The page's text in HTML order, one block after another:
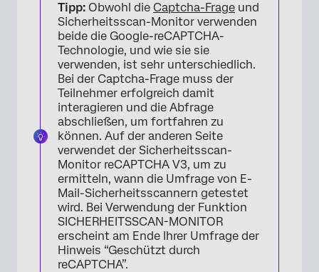
Tipp: Obwohl die Captcha-Frage und
Sicherheitsscan-Monitor verwenden
beide die Google-reCAPTCHA-
Technologie, und wie sie sie
verwenden, ist sehr unterschiedlich.
Bei der Captcha-Frage muss der
Teilnehmer erfolgreich damit
interagieren und die Abfrage
abschließen, um fortfahren zu
können. Auf der anderen Seite
verwendet der Sicherheitsscan-
Monitor reCAPTCHA V3, um zu
ermitteln, wann die Umfrage von E-
Mail-Sicherheitsscannern getestet
wird. Bei Verwendung der Funktion
SICHERHEITSSCAN-MONITOR
erscheint am Ende Ihrer Umfrage der
Hinweis “Geschützt durch
reCAPTCHA”.